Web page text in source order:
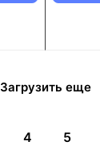
Загрузить еще
4 5